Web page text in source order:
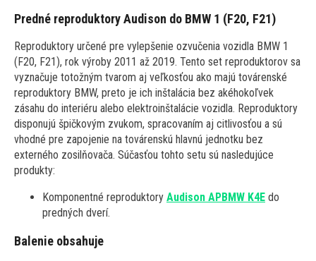
Predné reproduktory Audison do BMW 1 (F20, F21)
Reproduktory určené pre vylepšenie ozvučenia vozidla BMW 1
(F20, F21), rok výroby 2011 až 2019. Tento set reproduktorov sa
vyznačuje totožným tvarom aj veľkosťou ako majú továrenské
reproduktory BMW, preto je ich inštalácia bez akéhokoľvek
zásahu do interiéru alebo elektroinštalácie vozidla. Reproduktory
disponujú špičkovým zvukom, spracovaním aj citlivosťou a sú
vhodné pre zapojenie na továrenskú hlavnú jednotku bez
externého zosilňovača. Súčasťou tohto setu sú nasledujúce
produkty:
Komponentné reproduktory Audison APBMW K4E do
predných dverí.
Balenie obsahuje